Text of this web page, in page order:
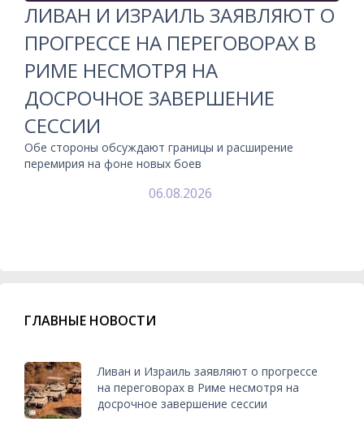
ЛИВАН И ИЗРАИЛЬ ЗАЯВЛЯЮТ О
ПРОГРЕССЕ НА ПЕРЕГОВОРАХ В
РИМЕ НЕСМОТРЯ НА
ДОСРОЧНОЕ ЗАВЕРШЕНИЕ
СЕССИИ
Обе стороны обсуждают границы и расширение
перемирия на фоне новых боев
06.08.2026
ГЛАВНЫЕ НОВОСТИ
Ливан и Израиль заявляют о прогрессе
на переговорах в Риме несмотря на
досрочное завершение сессии